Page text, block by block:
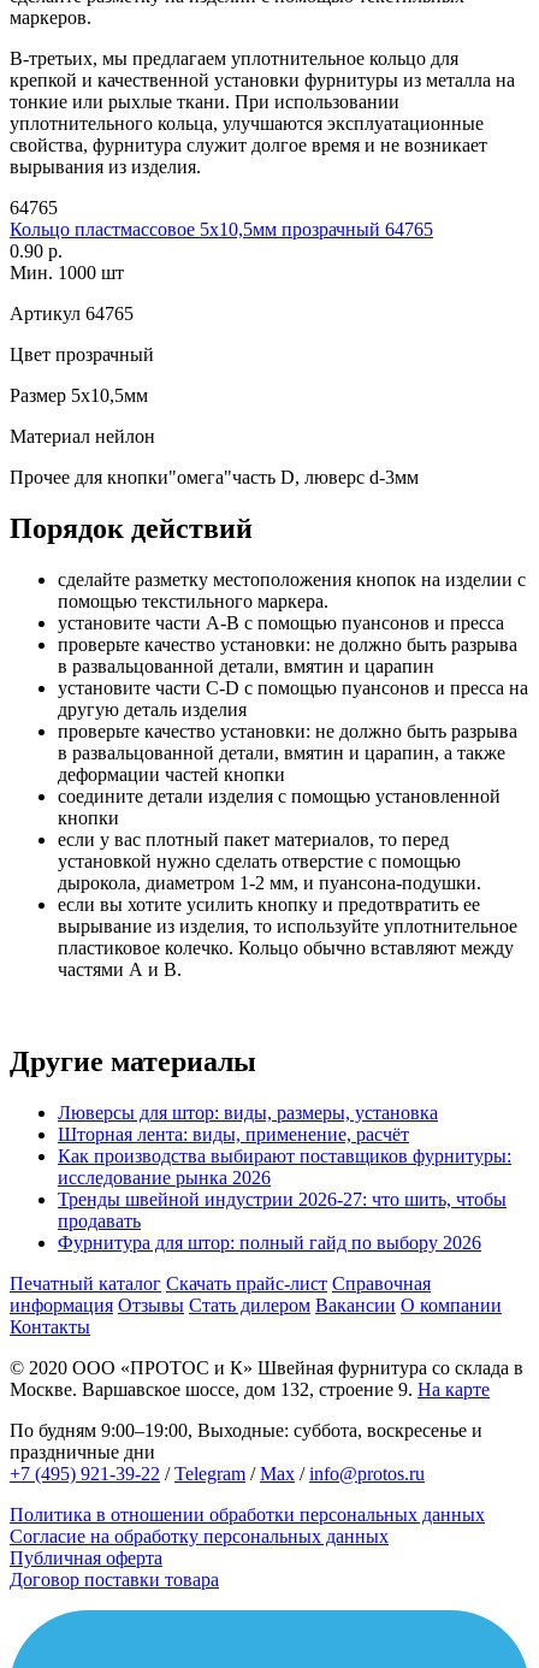
маркеров.
В-третьих, мы предлагаем уплотнительное кольцо для
крепкой и качественной установки фурнитуры из металла на
тонкие или рыхлые ткани. При использовании
уплотнительного кольца, улучшаются эксплуатационные
свойства, фурнитура служит долгое время и не возникает
вырывания из изделия.
64765
Кольцо пластмассовое 5х10,5мм прозрачный 64765
0.90 р.
Мин. 1000 шт
Артикул 64765
Цвет прозрачный
Размер 5х10,5мм
Материал нейлон
Прочее для кнопки"омега"часть D, люверс d-3мм
Порядок действий
сделайте разметку местоположения кнопок на изделии с
помощью текстильного маркера.
установите части А-В с помощью пуансонов и пресса
проверьте качество установки: не должно быть разрыва
в развальцованной детали, вмятин и царапин
установите части C-D с помощью пуансонов и пресса на
другую деталь изделия
проверьте качество установки: не должно быть разрыва
в развальцованной детали, вмятин и царапин, а также
деформации частей кнопки
соедините детали изделия с помощью установленной
кнопки
если у вас плотный пакет материалов, то перед
установкой нужно сделать отверстие с помощью
дырокола, диаметром 1-2 мм, и пуансона-подушки.
если вы хотите усилить кнопку и предотвратить ее
вырывание из изделия, то используйте уплотнительное
пластиковое колечко. Кольцо обычно вставляют между
частями А и В.
Другие материалы
Люверсы для штор: виды, размеры, установка
Шторная лента: виды, применение, расчёт
Как производства выбирают поставщиков фурнитуры:
исследование рынка 2026
Тренды швейной индустрии 2026-27: что шить, чтобы
продавать
Фурнитура для штор: полный гайд по выбору 2026
Печатный каталог Скачать прайс-лист Справочная
информация Отзывы Стать дилером Вакансии О компании
Контакты
© 2020 ООО «ПРОТОС и К» Швейная фурнитура со склада в
Москве. Варшавское шоссе, дом 132, строение 9. На карте
По будням 9:00–19:00, Выходные: суббота, воскресенье и
праздничные дни
+7 (495) 921-39-22 /Telegram /Max /info@protos.ru
Политика в отношении обработки персональных данных
Согласие на обработку персональных данных
Публичная оферта
Договор поставки товара